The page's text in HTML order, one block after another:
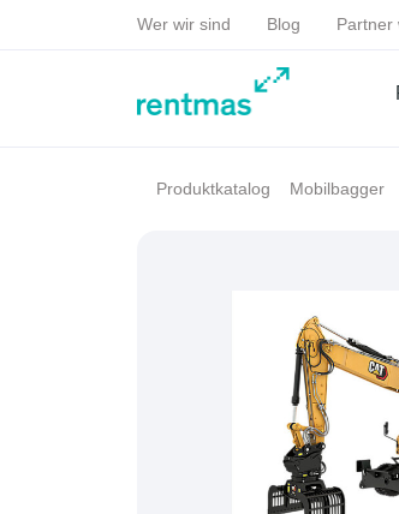
Wer wir sind Blog Partner
Produktkatalog Mobilbagger